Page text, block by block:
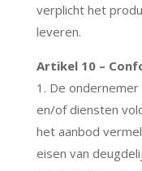
verplicht het
leveren.
Artikel 10 –
1. De
en/of diensten
het aanbod
eisen van